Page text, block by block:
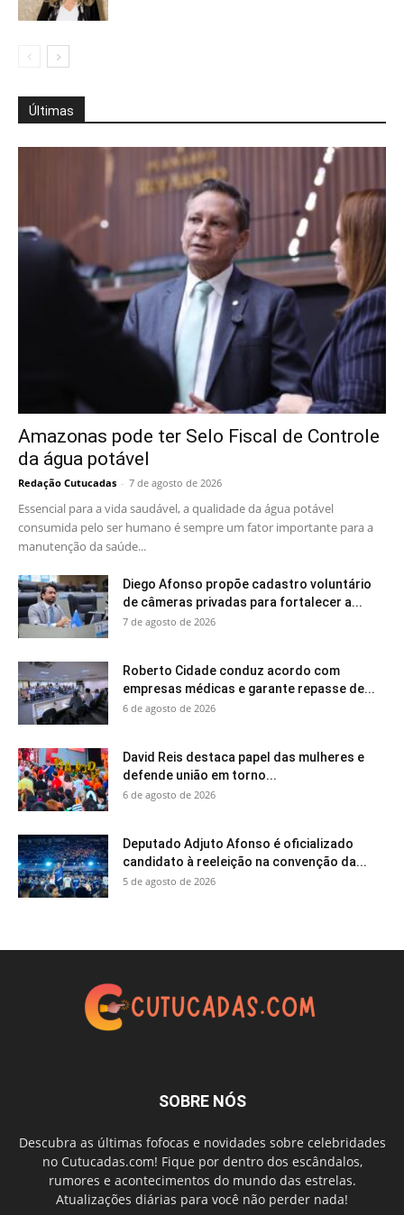
Últimas
Amazonas pode ter Selo Fiscal de Controle
da água potável
Redação Cutucadas - 7 de agosto de 2026
Essencial para a vida saudável, a qualidade da água potável
consumida pelo ser humano é sempre um fator importante para a
manutenção da saúde...
Diego Afonso propõe cadastro voluntário
de câmeras privadas para fortalecer a...
7 de agosto de 2026
Roberto Cidade conduz acordo com
empresas médicas e garante repasse de...
6 de agosto de 2026
David Reis destaca papel das mulheres e
defende união em torno...
6 de agosto de 2026
Deputado Adjuto Afonso é oficializado
candidato à reeleição na convenção da...
5 de agosto de 2026
SOBRE NÓS
Descubra as últimas fofocas e novidades sobre celebridades
no Cutucadas.com! Fique por dentro dos escândalos,
rumores e acontecimentos do mundo das estrelas.
Atualizações diárias para você não perder nada!